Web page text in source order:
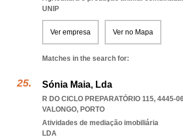
UNIP
Ver empresa Ver no Mapa
Matches in the search for:
Sónia Maia, Lda
R DO CICLO PREPARATÓRIO 115, 4445-
VALONGO, PORTO
Atividades de mediação imobiliária
LDA